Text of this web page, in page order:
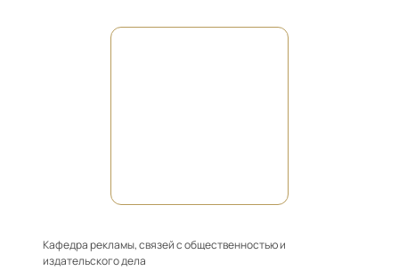
Кафедра рекламы, связей с общественностью и
издательского дела